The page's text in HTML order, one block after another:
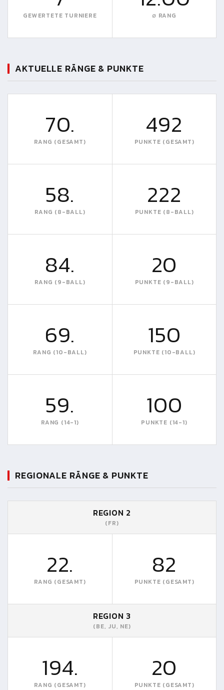
GEWERTETE TURNIERE ∅ RANG
AKTUELLE RÄNGE & PUNKTE
70.
RANG (GESAMT)
492
PUNKTE (GESAMT)
58.
RANG (8-BALL)
222
PUNKTE (8-BALL)
84.
RANG (9-BALL)
20
PUNKTE (9-BALL)
69.
RANG (10-BALL)
150
PUNKTE (10-BALL)
59.
RANG (14-1)
100
PUNKTE (14-1)
REGIONALE RÄNGE & PUNKTE
REGION 2
(FR)
22.
RANG (GESAMT)
82
PUNKTE (GESAMT)
REGION 3
(BE, JU, NE)
194.
RANG (GESAMT)
20
PUNKTE (GESAMT)